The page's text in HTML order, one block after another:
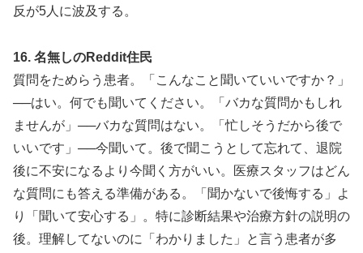
反が5人に波及する。
16. 名無しのReddit住民
質問をためらう患者。「こんなこと聞いていいですか？」
──はい。何でも聞いてください。「バカな質問かもしれ
ませんが」──バカな質問はない。「忙しそうだから後で
いいです」──今聞いて。後で聞こうとして忘れて、退院
後に不安になるより今聞く方がいい。医療スタッフはどん
な質問にも答える準備がある。「聞かないで後悔する」よ
り「聞いて安心する」。特に診断結果や治療方針の説明の
後。理解してないのに「わかりました」と言う患者が多